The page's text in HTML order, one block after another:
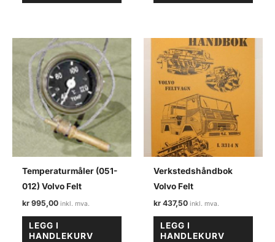
Temperaturmåler (051-
012) Volvo Felt
kr 995,00
LEGG I
HANDLEKURV
Verkstedshåndbok
Volvo Felt
kr 437,50
LEGG I
HANDLEKURV